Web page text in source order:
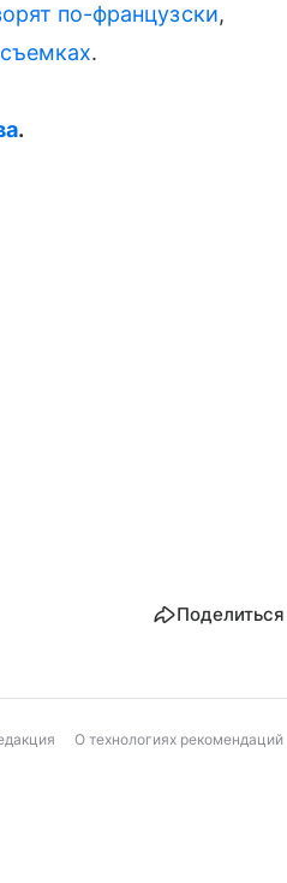
по-французски,
.
.
Поделиться
О технологиях рекомендаций